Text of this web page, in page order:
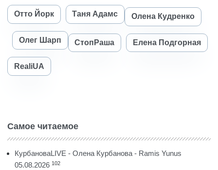
Отто Йорк Таня Адамс Олена Кудренко
Олег Шарп СтопРаша Елена Подгорная
RealiUA
Самое читаемое
КурбановаLIVE - Олена Курбанова - Ramis Yunus
05.08.2026 102